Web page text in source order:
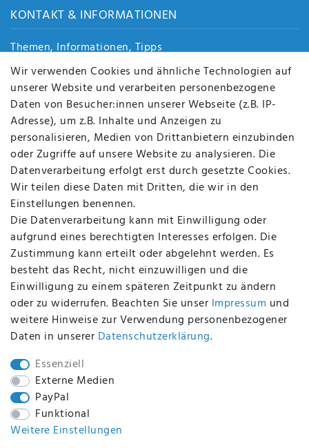
KONTAKT & INFORMATIONEN
Themen, Informationen, Tipps
Jobs
Über uns
Kontakt
Datenschutz
AGB
FAQ
Batterieentsorgung
Altölverordnung
Impressum
BEQUEM UND SICHER BEZAHLEN MIT
BEI UNS SIND SIE SICHER!
WIR VERSENDEN MIT
Wir verwenden Cookies und ähnliche Technologien auf
unserer Website und verarbeiten personenbezogene
Daten von Besucher:innen unserer Webseite (z.B. IP-
Adresse), um z.B. Inhalte und Anzeigen zu
personalisieren, Medien von Drittanbietern einzubinden
oder Zugriffe auf unsere Website zu analysieren. Die
Datenverarbeitung erfolgt erst durch gesetzte Cookies.
Wir teilen diese Daten mit Dritten, die wir in den
Einstellungen benennen.
Die Datenverarbeitung kann mit Einwilligung oder
aufgrund eines berechtigten Interesses erfolgen. Die
Zustimmung kann erteilt oder abgelehnt werden. Es
besteht das Recht, nicht einzuwilligen und die
Einwilligung zu einem späteren Zeitpunkt zu ändern
oder zu widerrufen. Beachten Sie unser Impressum und
weitere Hinweise zur Verwendung personenbezogener
Daten in unserer Daten­schutz­erklärung.
Essenziell
Externe Medien
PayPal
Funktional
Weitere Einstellungen